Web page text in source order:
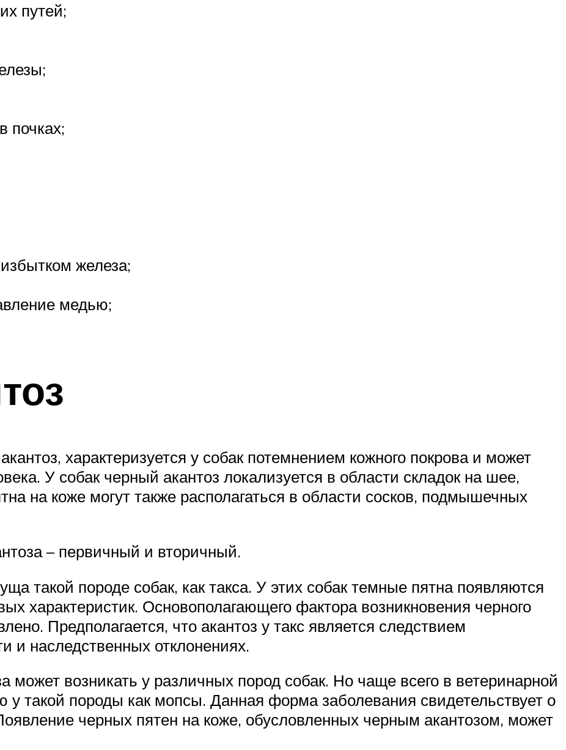
путей;
почках;
железа;
медью;
характеризуется у собак потемнением кожного покрова и может
У собак черный акантоз локализуется в области складок на шее,
на коже могут также располагаться в области сосков, подмышечных
– первичный и вторичный.
такой породе собак, как такса. У этих собак темные пятна появляются
характеристик. Основополагающего фактора возникновения черного
Предполагается, что акантоз у такс является следствием
и наследственных отклонениях.
может возникать у различных пород собак. Но чаще всего в ветеринарной
у такой породы как мопсы. Данная форма заболевания свидетельствует о
черных пятен на коже, обусловленных черным акантозом, может